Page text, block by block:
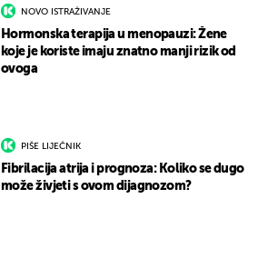
NOVO ISTRAŽIVANJE
Hormonska terapija u menopauzi: Žene
koje je koriste imaju znatno manji rizik od
ovoga
PIŠE LIJEČNIK
Fibrilacija atrija i prognoza: Koliko se dugo
može živjeti s ovom dijagnozom?